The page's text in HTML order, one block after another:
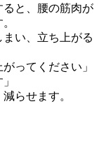
ると、腰の筋肉が
い、立ち上がる
ってください」
らせます。